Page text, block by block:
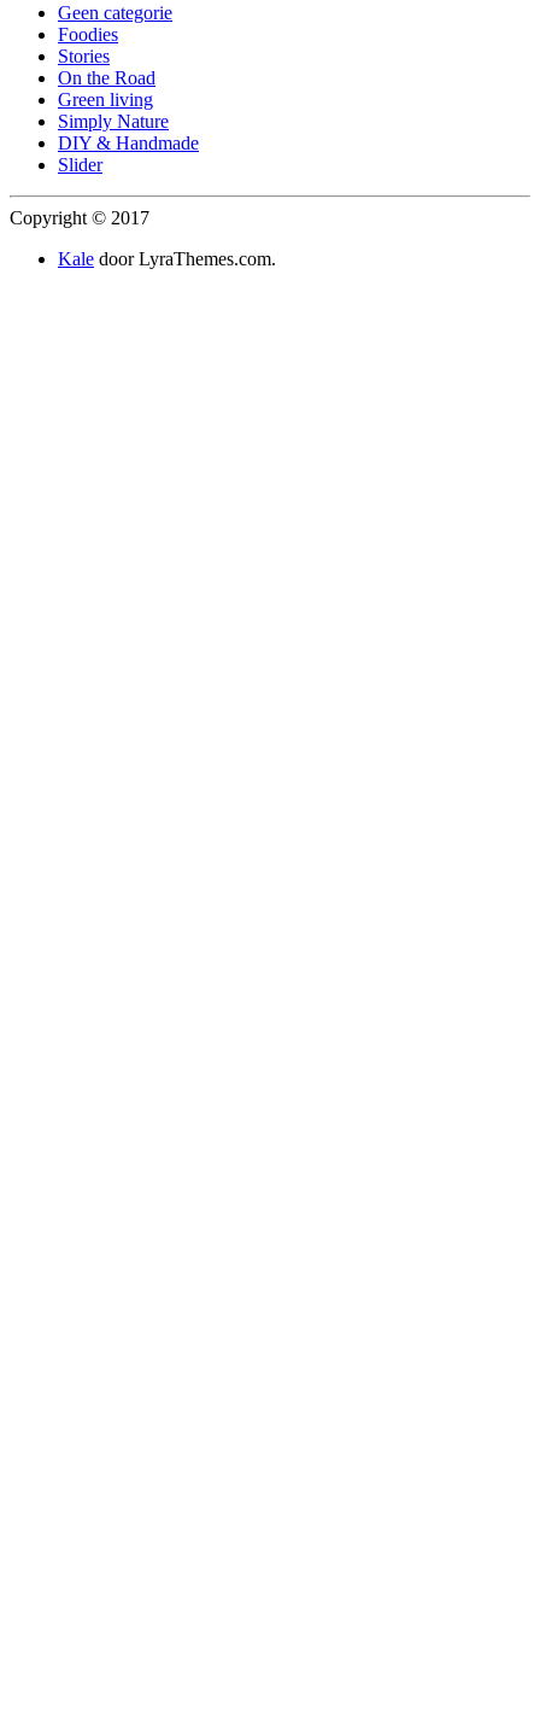
Geen categorie
Foodies
Stories
On the Road
Green living
Simply Nature
DIY & Handmade
Slider
Copyright © 2017
Kale door LyraThemes.com.